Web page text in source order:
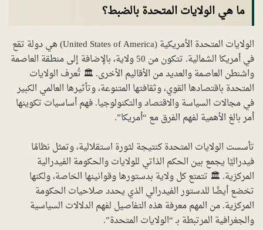
ما هي الولايات المتحدة بالضبط؟
الولايات المتحدة الأمريكية (United States of America) هي دولة تقع
في أمريكا الشمالية. تتكون من 50 ولاية، بالإضافة إلى منطقة العاصمة
واشنطن العاصمة والعديد من الأقاليم الأخرى. 🏛️ تُعرف الولايات
المتحدة باقتصادها القوي، وثقافتها المتنوعة، وتأثيرها العالمي الكبير
في مجالات السياسة والاقتصاد والتكنولوجيا. فهم أساسيات تكوينها
أمر بالغ الأهمية لفهم الفرق مع “أمريكا”.
تأسست الولايات المتحدة كنتيجة لثورة استقلالية، وتمثل نظامًا
فيدراليًا يجمع بين الحكم الذاتي للولايات والحكومة الفيدرالية
المركزية. 🏛️ تتمتع كل ولاية بدستورها وقوانينها الخاصة، ولكنها
تخضع أيضًا للدستور الفيدرالي الذي يحدد صلاحيات الحكومة
المركزية. من المهم معرفة هذه التفاصيل لفهم الدلالات السياسية
والجغرافية المرتبطة بـ “الولايات المتحدة”.